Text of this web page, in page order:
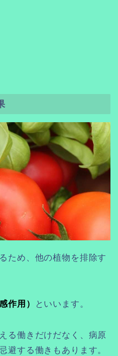
ため、他の植物を排除す
作用） といいます。
る働きだけだなく、病原
避する働きもあります。